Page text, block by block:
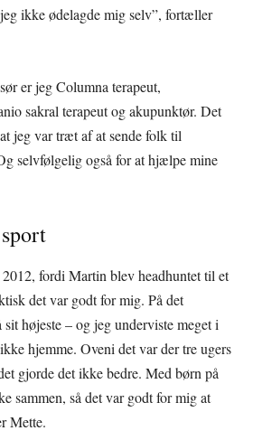
ikke ødelagde mig selv”, fortæller
er jeg Columna terapeut,
sakral terapeut og akupunktør. Det
jeg var træt af at sende folk til
selvfølgelig også for at hjælpe mine
fordi Martin blev headhuntet til et
det var godt for mig. På det
højeste – og jeg underviste meget i
hjemme. Oveni det var der tre ugers
gjorde det ikke bedre. Med børn på
sammen, så det var godt for mig at
Mette.